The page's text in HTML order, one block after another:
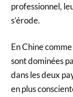
professionnel,
s’érode.
En Chine
sont dominées
dans les deux
en plus